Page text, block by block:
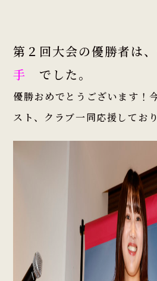
第２回大会の優勝者は、
手 でした。
優勝おめでとうございます！
スト、クラブ一同応援してお